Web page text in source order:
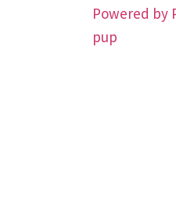
Powered by
pup